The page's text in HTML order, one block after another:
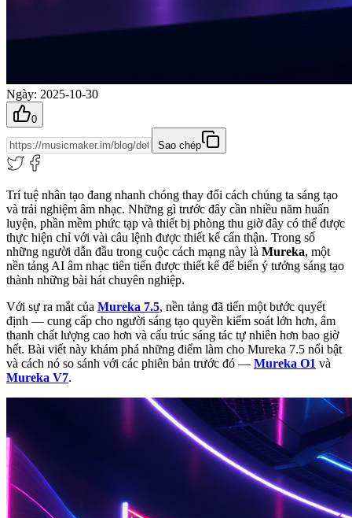
Ngày: 2025-10-30
0
Sao chép
Trí tuệ nhân tạo đang nhanh chóng thay đổi cách chúng ta sáng tạo
và trải nghiệm âm nhạc. Những gì trước đây cần nhiều năm huấn
luyện, phần mềm phức tạp và thiết bị phòng thu giờ đây có thể được
thực hiện chỉ với vài câu lệnh được thiết kế cẩn thận. Trong số
những người dẫn đầu trong cuộc cách mạng này là Mureka, một
nền tảng AI âm nhạc tiên tiến được thiết kế để biến ý tưởng sáng tạo
thành những bài hát chuyên nghiệp.
Với sự ra mắt của Mureka 7.5, nền tảng đã tiến một bước quyết
định — cung cấp cho người sáng tạo quyền kiểm soát lớn hơn, âm
thanh chất lượng cao hơn và cấu trúc sáng tác tự nhiên hơn bao giờ
hết. Bài viết này khám phá những điểm làm cho Mureka 7.5 nổi bật
và cách nó so sánh với các phiên bản trước đó — Mureka O1 và
Mureka V7.